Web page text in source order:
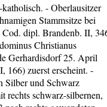
- Oberlausitzer
Stammsitze bei
dipl. Brandenb. II,
Christianus
Gerhardisdorf 25. April
166) zuerst erscheint. -
Silber und Schwarz
rechts schwarz-silbernen,